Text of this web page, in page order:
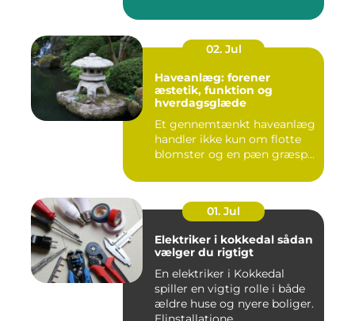
02. Jul
Haveanlæg: forener
æstetik, funktion og
hverdagsglæde
Et gennemtænkt haveanlæg
handler ikke kun om flotte
blomster og en pæn græsp...
01. Jul
Elektriker i kokkedal sådan
vælger du rigtigt
En elektriker i Kokkedal
spiller en vigtig rolle i både
ældre huse og nyere boliger.